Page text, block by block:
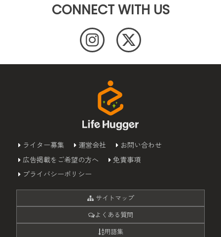
CONNECT WITH US
ライター募集 運営会社
お問い合わせ
広告掲載をご希望の方へ
免責事項
プライバシーポリシー
サイトマップ
よくある質問
用語集